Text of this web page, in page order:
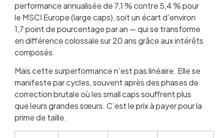
performance annualisée de 7,1 % contre 5,4 % pour
le MSCI Europe (large caps), soit un écart d’environ
1,7 point de pourcentage par an — qui se transforme
en différence colossale sur 20 ans grâce aux intérêts
composés.
Mais cette surperformance n’est pas linéaire. Elle se
manifeste par cycles, souvent après des phases de
correction brutale où les small caps souffrent plus
que leurs grandes sœurs. C’est le prix à payer pour la
prime de taille.